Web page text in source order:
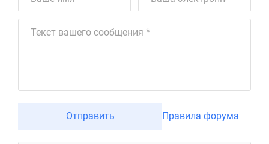
Отправить Правила форума